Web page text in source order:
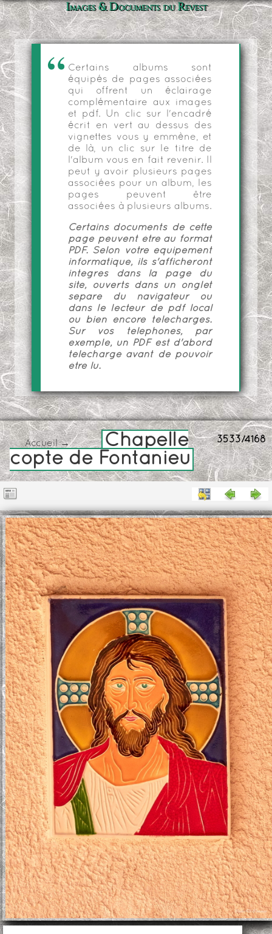
Images & Documents du Revest
Certains albums sont
équipés de pages associées
qui offrent un éclairage
complémentaire aux images
et pdf. Un clic sur l'encadré
écrit en vert au dessus des
vignettes vous y emmène, et
de là, un clic sur le titre de
l'album vous en fait revenir. Il
peut y avoir plusieurs pages
associées pour un album, les
pages peuvent être
associées à plusieurs albums.
Certains documents de cette
page peuvent être au format
PDF. Selon votre équipement
informatique, ils s'afficheront
intégrés dans la page du
site, ouverts dans un onglet
séparé du navigateur ou
dans le lecteur de pdf local
ou bien encore téléchargés.
Sur vos téléphones, par
exemple, un PDF est d'abord
téléchargé avant de pouvoir
être lu.
3533/4168
Accueil→
Chapelle
copte de Fontanieu